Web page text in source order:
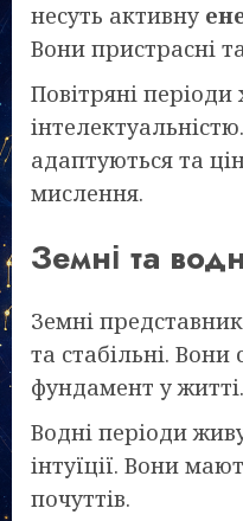
несуть активну
Вони пристрасні
Повітряні
адаптуються та
мислення.
Земні та
Земні
та стабільні.
фундамент у житті.
Водні періоди
інтуїції. Вони
почуттів.